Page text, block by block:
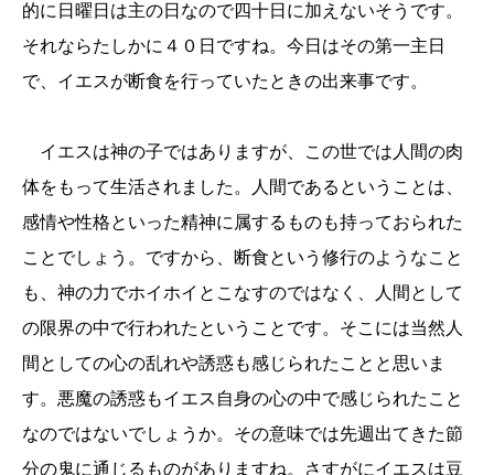
的に日曜日は主の日なので四十日に加えないそうです。
それならたしかに４０日ですね。今日はその第一主日
で、イエスが断食を行っていたときの出来事です。
イエスは神の子ではありますが、この世では人間の肉
体をもって生活されました。人間であるということは、
感情や性格といった精神に属するものも持っておられた
ことでしょう。ですから、断食という修行のようなこと
も、神の力でホイホイとこなすのではなく、人間として
の限界の中で行われたということです。そこには当然人
間としての心の乱れや誘惑も感じられたことと思いま
す。悪魔の誘惑もイエス自身の心の中で感じられたこと
なのではないでしょうか。その意味では先週出てきた節
分の鬼に通じるものがありますね。さすがにイエスは豆